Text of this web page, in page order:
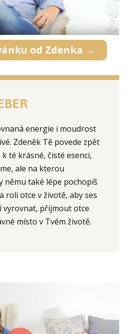
od Zdenka →
energie i moudrost
Zdeněk Tě povede zpět
té krásné, čisté esenci,
ale na kterou
němu také lépe pochopíš
roli otce v životě, aby ses
přijmout otce
místo v Tvém životě.